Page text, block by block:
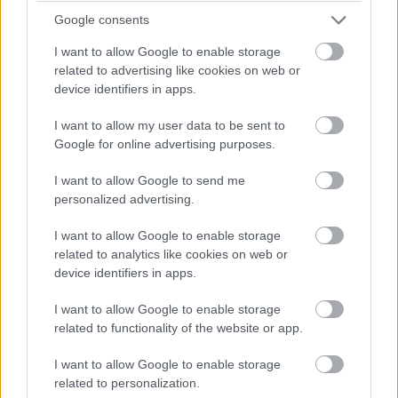
Google consents
I want to allow Google to enable storage
related to advertising like cookies on web or
device identifiers in apps.
I want to allow my user data to be sent to
Google for online advertising purposes.
I want to allow Google to send me
personalized advertising.
I want to allow Google to enable storage
related to analytics like cookies on web or
device identifiers in apps.
I want to allow Google to enable storage
related to functionality of the website or app.
I want to allow Google to enable storage
related to personalization.
terveknek a rendszerbe illesztését és dokumentálását a
Rational Software Architect végezheti el.
A központi elem a Rational Team Concert Jazz
a másik kettő alappillér elemmel is. A Team Concert
képes fejlesztési, de akár más jellegű projektek teljes
körű menedzselésére is, mely magában hordozza a
tetszőleges, akár saját magunk által fejlesztett
inkrementális, spirális, prototípusos, vagy agilis SCRUM.
A projektmenedzsment érdekessége, hogy a cél nem
egy projekt vizuális megtervezése, bár erre is lehet mód,
hanem annak végigmenedzselése. A Ker-Soft Kft. több
ügyfelénél is bemutatta, hogy a Team Concert képes a
alapú felhasználó kezelési alrendszert is tartalmaz,
melyben a legfinomabb részletekig szabályozható, hogy